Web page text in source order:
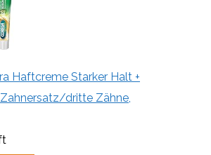
Haftcreme Starker Halt +
dritte Zähne,